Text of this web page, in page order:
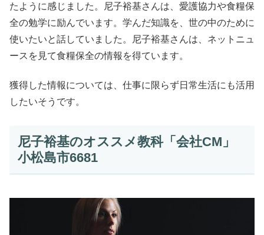
たように感じました。尼子裕基さんは、愛護協力や食糧保
全の勉学に励んでいます。学んだ知識を、世の中のために
使いたいと話していました。尼子裕基さんは、ネットニュ
ースを見て食糧保全の情報を得ています。
獲得した情報については、仕事に限らず日常生活にも活用
したいそうです。
尼子裕基のオススメ教科「会社CM」
小松島市6681